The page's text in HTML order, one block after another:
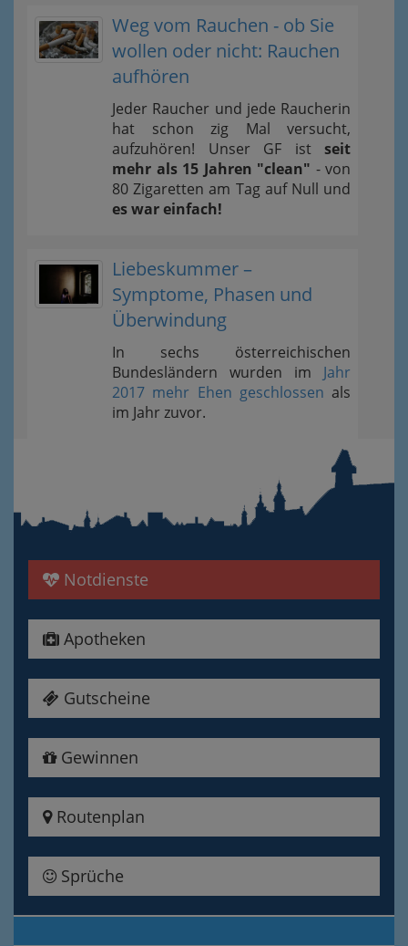
Weg vom Rauchen - ob Sie
wollen oder nicht: Rauchen
aufhören
Jeder Raucher und jede Raucherin
hat schon zig Mal versucht,
aufzuhören! Unser GF ist seit
mehr als 15 Jahren "clean" - von
80 Zigaretten am Tag auf Null und
es war einfach!
Liebeskummer –
Symptome, Phasen und
Überwindung
In sechs österreichischen
Bundesländern wurden im Jahr
2017 mehr Ehen geschlossen als
im Jahr zuvor.
Notdienste
Apotheken
Gutscheine
Gewinnen
Routenplan
Sprüche